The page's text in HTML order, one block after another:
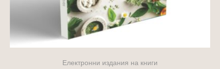
Електронни издания на книги